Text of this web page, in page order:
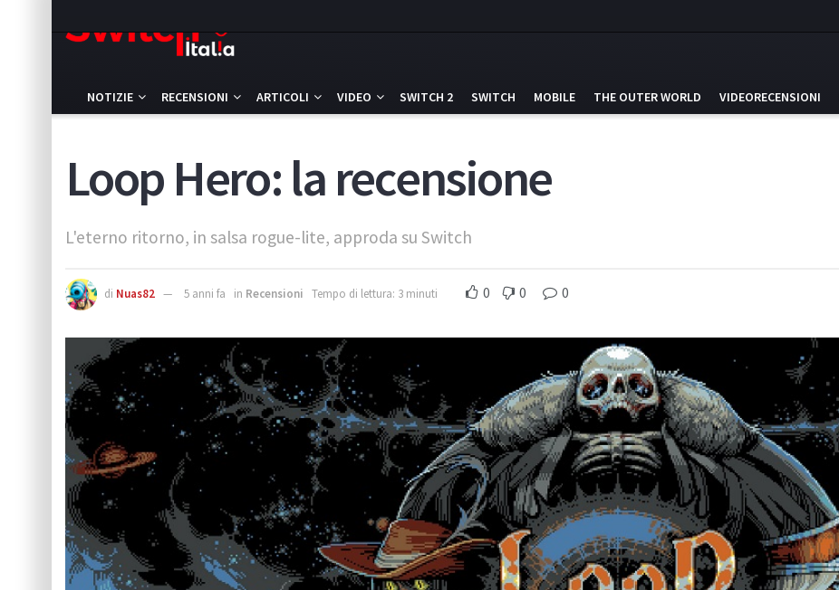
NOTIZIE RECENSIONI ARTICOLI VIDEO SWITCH 2 SWITCH MOBILE THE OUTER WORLD VIDEORECENSIONI
Loop Hero: la recensione
L'eterno ritorno, in salsa rogue-lite, approda su Switch
di Nuas82 5 anni fa in Recensioni Tempo di lettura: 3 minuti 0 0 0